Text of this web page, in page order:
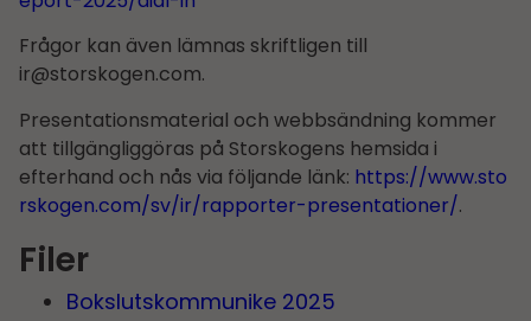
Frågor kan även lämnas skriftligen till
ir@storskogen.com.
Presentationsmaterial och webbsändning kommer
att tillgängliggöras på Storskogens hemsida i
efterhand och nås via följande länk: https://www.sto
rskogen.com/sv/ir/rapporter-presentationer/.
Filer
Bokslutskommunike 2025